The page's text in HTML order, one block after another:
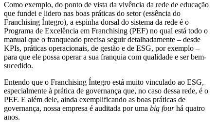
Como exemplo, do ponto de vista da vivência da rede de educação
que fundei e lidero nas boas práticas do setor (essência do
Franchising Íntegro), a espinha dorsal do sistema da rede é o
Programa de Excelência em Franchising (PEF) no qual está todo o
manual que o franqueado precisa seguir detalhadamente – desde
KPIs, práticas operacionais, de gestão e de ESG, por exemplo –
para que ele possa operar a sua franquia com qualidade e ser bem-
sucedido.
Entendo que o Franchising Íntegro está muito vinculado ao ESG,
especialmente à prática de governança que, no caso dessa rede, é o
PEF. E além dele, ainda exemplificando as boas práticas de
governança, nossa empresa é auditada por uma big fourhá quatro
anos.